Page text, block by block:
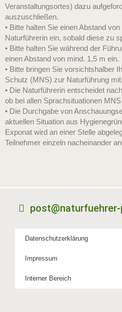
Veranstaltungsortes) dazu
auszuschließen.
• Bitte halten Sie einen Abstand
Naturführerin ein, sobald diese zu
• Bitte halten Sie während der
einen Abstand von mind. 1,5 m ein.
• Bitte bringen Sie vorsichtshalber
Schutz (MNS) zur Naturführung mit.
• Die Naturführerin entscheidet
ob bei allen Sprachsituationen
• Die Durchgabe von
aktuellen Situation aus
Exponat wird an einer Stelle
Teilnehmer einzeln nacheinander
Datenschutzerklärung
Impressum
Interner Bereich